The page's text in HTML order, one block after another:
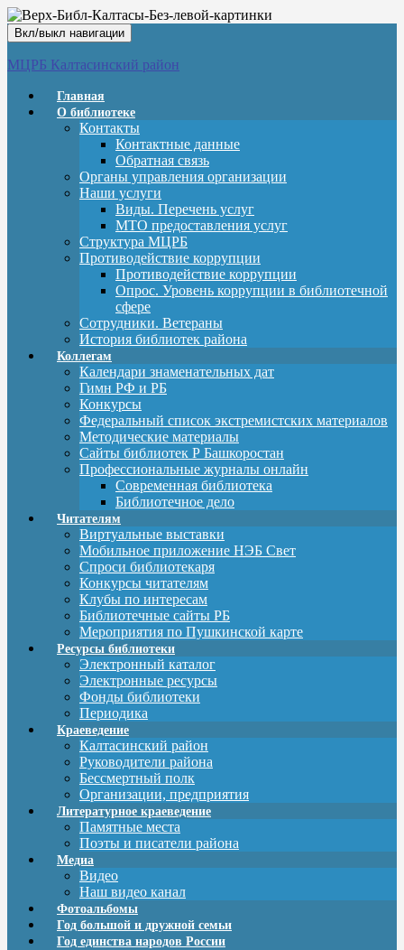
Вкл/выкл навигации
МЦРБ Калтасинский район
Главная
О библиотеке
Контакты
Контактные данные
Обратная связь
Органы управления организации
Наши услуги
Виды. Перечень услуг
МТО предоставления услуг
Структура МЦРБ
Противодействие коррупции
Противодействие коррупции
Опрос. Уровень коррупции в библиотечной
сфере
Сотрудники. Ветераны
История библиотек района
Коллегам
Календари знаменательных дат
Гимн РФ и РБ
Конкурсы
Федеральный список экстремистских материалов
Методические материалы
Сайты библиотек Р Башкоростан
Профессиональные журналы онлайн
Современная библиотека
Библиотечное дело
Читателям
Виртуальные выставки
Мобильное приложение НЭБ Свет
Спроси библиотекаря
Конкурсы читателям
Клубы по интересам
Библиотечные сайты РБ
Мероприятия по Пушкинской карте
Ресурсы библиотеки
Электронный каталог
Электронные ресурсы
Фонды библиотеки
Периодика
Краеведение
Калтасинский район
Руководители района
Бессмертный полк
Организации, предприятия
Литературное краеведение
Памятные места
Поэты и писатели района
Медиа
Видео
Наш видео канал
Фотоальбомы
Год большой и дружной семьи
Год единства народов России